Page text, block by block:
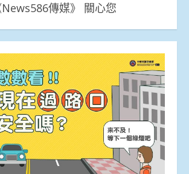
News586傳媒》 關心您